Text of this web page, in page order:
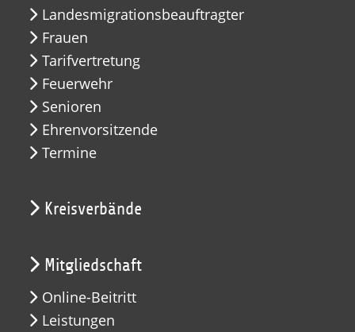
Landesmigrationsbeauftragter
Frauen
Tarifvertretung
Feuerwehr
Senioren
Ehrenvorsitzende
Termine
Kreisverbände
Mitgliedschaft
Online-Beitritt
Leistungen